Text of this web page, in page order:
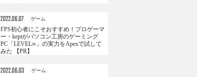
2022.06.07 ゲーム
FPS初心者にこそおすすめ！プロゲーマ
ー・keptがパソコン工房のゲーミング
PC「LEVEL∞」の実力をApexで試して
みた 【PR】
2022.06.03 ゲーム